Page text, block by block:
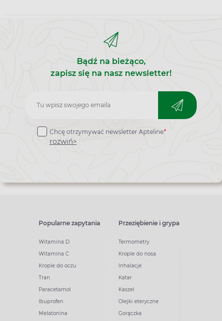
Bądź na bieżąco,
zapisz się na nasz newsletter!
Zapisz
do
newslettera
Chcę otrzymywać newsletter Apteline*
rozwiń>
Popularne zapytania
Witamina D
Witamina C
Krople do oczu
Tran
Paracetamol
Ibuprofen
Melatonina
Przeziębienie i grypa
Termometry
Krople do nosa
Inhalacje
Katar
Kaszel
Olejki eteryczne
Gorączka